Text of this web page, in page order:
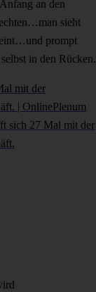
an den
sieht
prompt
in den Rücken.
mit der
| OnlinePlenum
sich 27 Mal mit der